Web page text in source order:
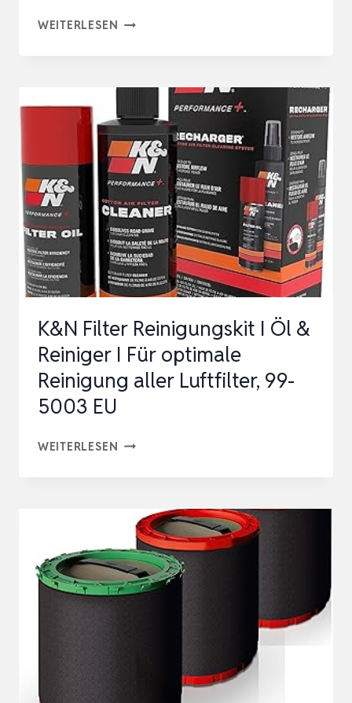
WEITERLESEN FENWI
DACHRINNENREINIGER
SET
MIT
ALU
TELESKOPSTANGE,
EDELSTAHL-
DACHRINNENSCHAUFEL
UN…
K&N Filter Reinigungskit I Öl &
Reiniger I Für optimale
Reinigung aller Luftfilter, 99-
5003 EU
WEITERLESEN K&N
&
REINIGER
REINIGUNG